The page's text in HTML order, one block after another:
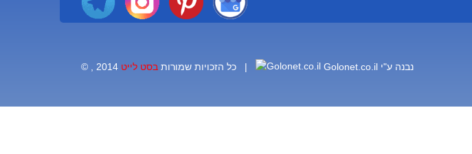
© , 2014 כל הזכויות שמורות בסט לייט | Golonet.co.il נבנה ע"י